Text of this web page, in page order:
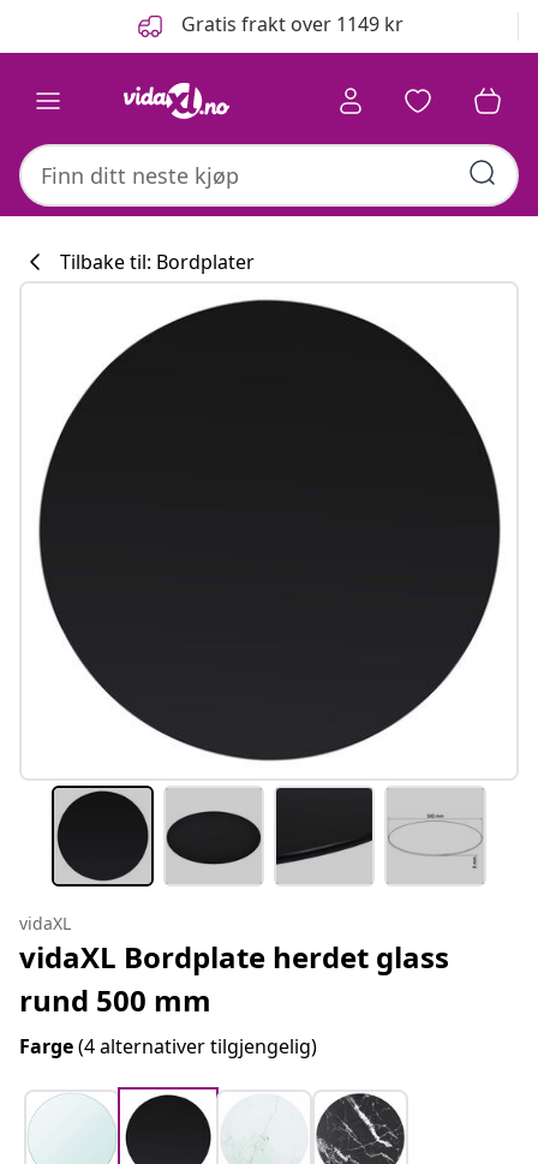
Gratis frakt over 1149 kr
Tilbake til: Bordplater
vidaXL
vidaXL Bordplate herdet glass
rund 500 mm
Farge(4 alternativer tilgjengelig)